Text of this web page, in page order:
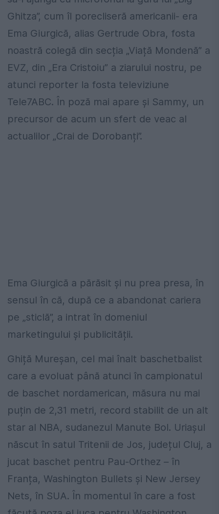
Ghitza”, cum îl porecliseră americanii- era
Ema Giurgică, alias Gertrude Obra, fosta
noastră colegă din secția „Viață Mondenă” a
EVZ, din „Era Cristoiu” a ziarului nostru, pe
atunci reporter la fosta televiziune
Tele7ABC. În poză mai apare și Sammy, un
precursor de acum un sfert de veac al
actualilor „Crai de Dorobanți”.
Ema Giurgică a părăsit și nu prea presa, în
sensul în că, după ce a abandonat cariera
pe „sticlă”, a intrat în domeniul
marketingului și publicității.
Ghiță Mureșan, cel mai înalt baschetbalist
care a evoluat până atunci în campionatul
de baschet nordamerican, măsura nu mai
puțin de 2,31 metri, record stabilit de un alt
star al NBA, sudanezul Manute Bol. Uriașul
născut în satul Tritenii de Jos, județul Cluj, a
jucat baschet pentru Pau-Orthez – în
Franța, Washington Bullets și New Jersey
Nets, în SUA. În momentul în care a fost